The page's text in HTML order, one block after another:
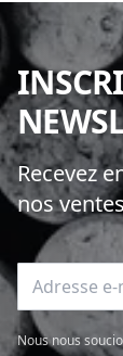
Recevez
nos
Adresse e-mail
Nous nous